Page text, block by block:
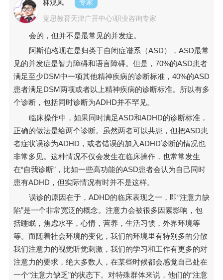
林观凤
专家
竞思教育天津广开中心\职业咨询专家
会的，但并不是最常见的并发症。
阿斯伯格现在是归类于自闭症谱系（ASD），ASD最常
见的并发症是智力障碍和语言障碍。但是，70%的ASD患者
满足至少DSM中一项其他精神疾病的诊断标准，40%的ASD
患者满足DSM两项或者以上精神疾病的诊断标准。所以有多
个诊断，包括同时诊断为ADHD并不罕见。
临床操作中，如果同时满足ASD和ADHD的诊断标准，
正确的做法是给两个诊断。虽然两者可以共患，但把ASD患
者症状误诊为ADHD，或者错误的加入ADHD诊断的情况也
非常多见。这种情况不仅会发生在临床操作，也常常发生
在“自我诊断”，比如一些高功能的ASD患者会认为自己同时
患有ADHD，但实际情况有时并不是这样。
误诊的原因在于，ADHD的临床表现之一，即“注意力缺
陷”是一个非常宽泛的概念。注意力会被很多因素影响，包
括睡眠，焦虑水平，心情，营养，生活习惯，外界环境等
等。而随着社会环境的变化，我们的环境里有特别多的分散
我们注意力的视觉听觉刺激，我们的学习和工作有更多的对
注意力的要求，绝大多数人，在某些时候都会感觉自己处在
一个“注意力缺乏”的状态下。对特殊群体来说，他们的“注意